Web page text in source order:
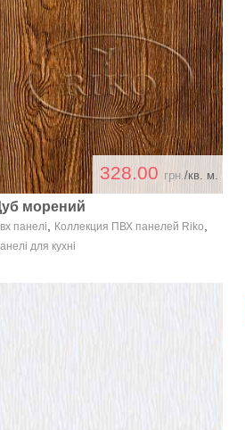
328.00 грн./кв. м.
морений
панелі Коллекция ПВХ панелей Riko
для кухні